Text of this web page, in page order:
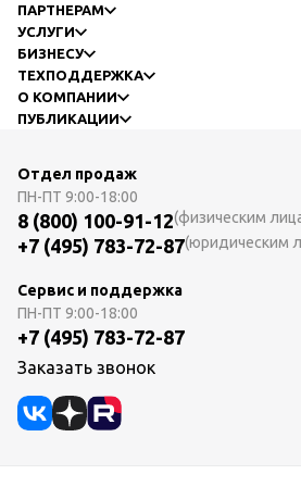
ПАРТНЕРАМ
УСЛУГИ
БИЗНЕСУ
ТЕХПОДДЕРЖКА
О КОМПАНИИ
ПУБЛИКАЦИИ
Отдел продаж
ПН-ПТ 9:00-18:00
8 (800) 100-91-12(физическим
+7 (495) 783-72-87(юридическим
Сервис и поддержка
ПН-ПТ 9:00-18:00
+7 (495) 783-72-87
Заказать звонок